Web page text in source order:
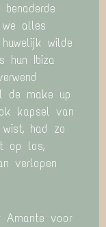
we alles
wilde
hun Ibiza
de make up
kapsel van
had zo
op los,
verlopen
Amante voor